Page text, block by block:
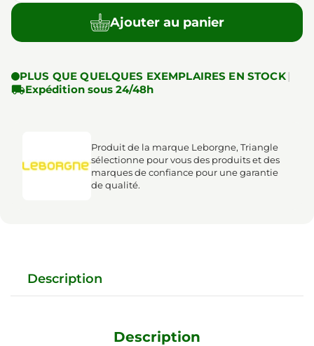
Ajouter au panier
PLUS QUE QUELQUES EXEMPLAIRES EN STOCK |
Expédition sous 24/48h
Produit de la marque Leborgne, Triangle
sélectionne pour vous des produits et des
marques de confiance pour une garantie
de qualité.
Description
Description